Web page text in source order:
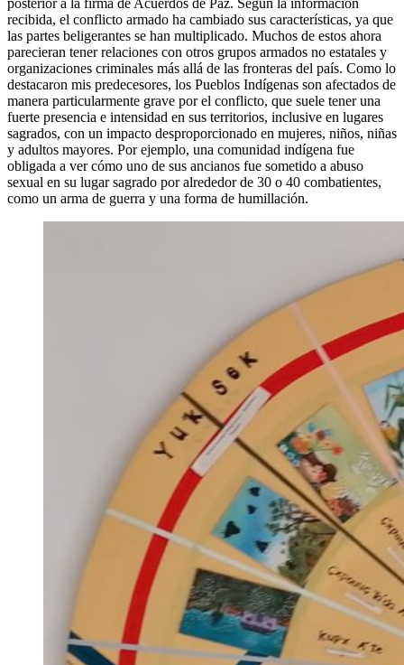
posterior a la firma de Acuerdos de Paz. Según la información
recibida, el conflicto armado ha cambiado sus características, ya que
las partes beligerantes se han multiplicado. Muchos de estos ahora
parecieran tener relaciones con otros grupos armados no estatales y
organizaciones criminales más allá de las fronteras del país. Como lo
destacaron mis predecesores, los Pueblos Indígenas son afectados de
manera particularmente grave por el conflicto, que suele tener una
fuerte presencia e intensidad en sus territorios, inclusive en lugares
sagrados, con un impacto desproporcionado en mujeres, niños, niñas
y adultos mayores. Por ejemplo, una comunidad indígena fue
obligada a ver cómo uno de sus ancianos fue sometido a abuso
sexual en su lugar sagrado por alrededor de 30 o 40 combatientes,
como un arma de guerra y una forma de humillación.